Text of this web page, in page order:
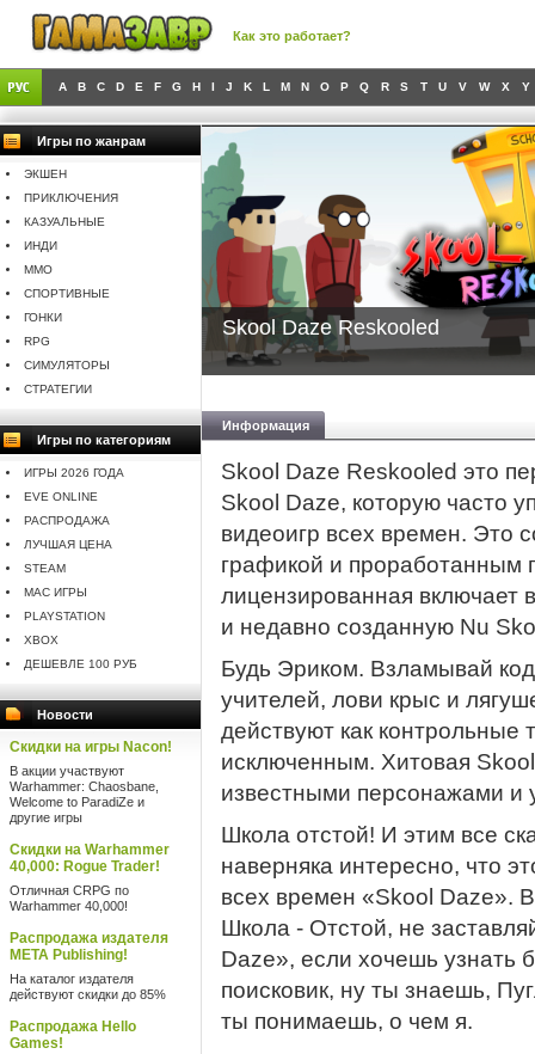
Как это работает?
A B C D E F G H I J K L M N O P Q R S T U V W X Y
Игры по жанрам
ЭКШЕН
ПРИКЛЮЧЕНИЯ
КАЗУАЛЬНЫЕ
ИНДИ
MMO
СПОРТИВНЫЕ
ГОНКИ
RPG
СИМУЛЯТОРЫ
СТРАТЕГИИ
Игры по категориям
ИГРЫ 2026 ГОДА
EVE ONLINE
РАСПРОДАЖА
ЛУЧШАЯ ЦЕНА
STEAM
MAC ИГРЫ
PLAYSTATION
XBOX
ДЕШЕВЛЕ 100 РУБ
Новости
Скидки на игры Nacon!
В акции участвуют
Warhammer: Chaosbane,
Welcome to ParadiZe и
другие игры
Скидки на Warhammer
40,000: Rogue Trader!
Отличная CRPG по
Warhammer 40,000!
Распродажа издателя
META Publishing!
На каталог издателя
действуют скидки до 85%
Распродажа Hello
Games!
Skool Daze Reskooled
Информация
Skool Daze Reskooled это
Skool Daze, которую часто
видеоигр всех времен. Это
графикой и проработанным
лицензированная включает
и недавно созданную Nu
Будь Эриком. Взламывай
учителей, лови крыс и
действуют как контрольные
исключенным. Хитовая
известными персонажами и
Школа отстой! И этим все
наверняка интересно, что
всех времен «Skool Daze».
Школа - Отстой, не
Daze», если хочешь узнать
поисковик, ну ты знаешь,
ты понимаешь, о чем я.